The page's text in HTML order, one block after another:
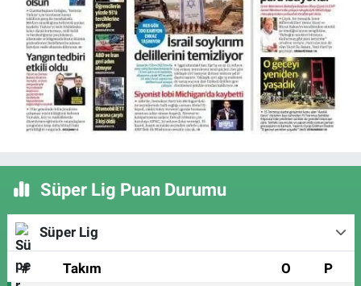
Süper Lig Puan Durumu
Süper Lig
# Takım O P